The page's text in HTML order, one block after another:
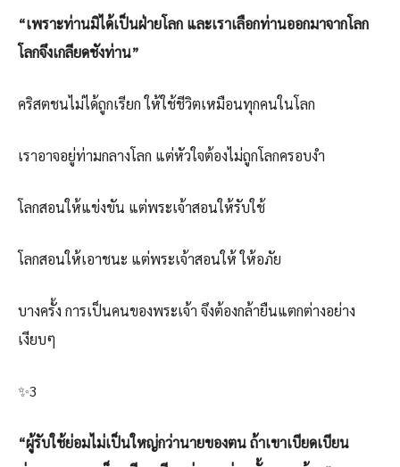
“เพราะท่านมิได้เป็นฝ่ายโลก และเราเลือกท่านออกมาจากโลก
โลกจึงเกลียดชังท่าน”
คริสตชนไม่ได้ถูกเรียก ให้ใช้ชีวิตเหมือนทุกคนในโลก
เราอาจอยู่ท่ามกลางโลก แต่หัวใจต้องไม่ถูกโลกครอบงำ
โลกสอนให้แข่งขัน แต่พระเจ้าสอนให้รับใช้
โลกสอนให้เอาชนะ แต่พระเจ้าสอนให้ ให้อภัย
บางครั้ง การเป็นคนของพระเจ้า จึงต้องกล้ายืนแตกต่างอย่าง
เงียบๆ
✨3️
“ผู้รับใช้ย่อมไม่เป็นใหญ่กว่านายของตน ถ้าเขาเบียดเบียน